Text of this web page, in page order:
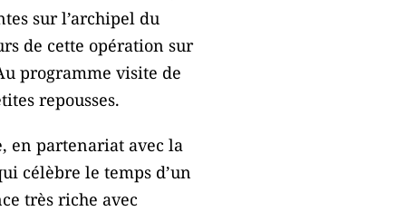
sur l’archipel du
de cette opération sur
programme visite de
repousses.
en partenariat avec la
célèbre le temps d’un
très riche avec